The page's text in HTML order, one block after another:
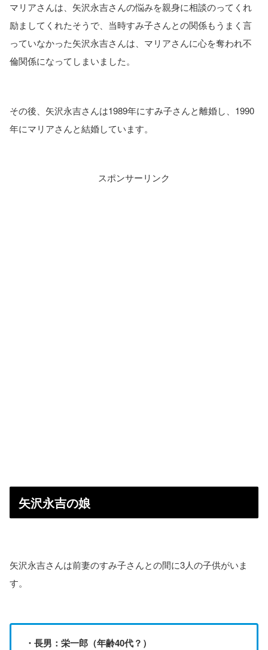
マリアさんは、矢沢永吉さんの悩みを親身に相談のってくれ
励ましてくれたそうで、当時すみ子さんとの関係もうまく言
っていなかった矢沢永吉さんは、マリアさんに心を奪われ不
倫関係になってしまいました。
その後、矢沢永吉さんは1989年にすみ子さんと離婚し、1990
年にマリアさんと結婚しています。
スポンサーリンク
矢沢永吉の娘
矢沢永吉さんは前妻のすみ子さんとの間に3人の子供がいま
す。
・長男：栄一郎（年齢40代？）